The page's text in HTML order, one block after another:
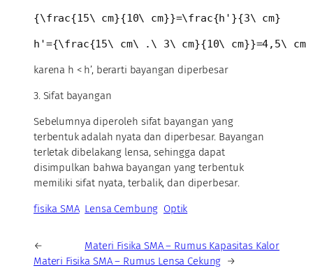
{\frac{15\ cm}{10\ cm}}=\frac{h'}{3\ cm}
h'={\frac{15\ cm\ .\ 3\ cm}{10\ cm}}=4,5\ cm
karena h < h’, berarti bayangan diperbesar
3. Sifat bayangan
Sebelumnya diperoleh sifat bayangan yang
terbentuk adalah nyata dan diperbesar. Bayangan
terletak dibelakang lensa, sehingga dapat
disimpulkan bahwa bayangan yang terbentuk
memiliki sifat nyata, terbalik, dan diperbesar.
fisika SMA Lensa Cembung Optik
←
Materi Fisika SMA – Rumus Kapasitas Kalor
Materi Fisika SMA – Rumus Lensa Cekung →